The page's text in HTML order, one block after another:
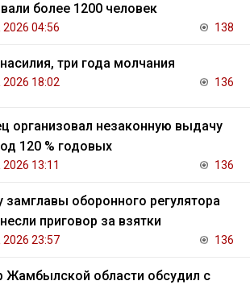
более 1200 человек
2026 04:56 138
три года молчания
2026 18:02 136
организовал незаконную выдачу
120 % годовых
13:11 136
оборонного регулятора
приговор за взятки
2026 23:57 136
Жамбылской области обсудил с